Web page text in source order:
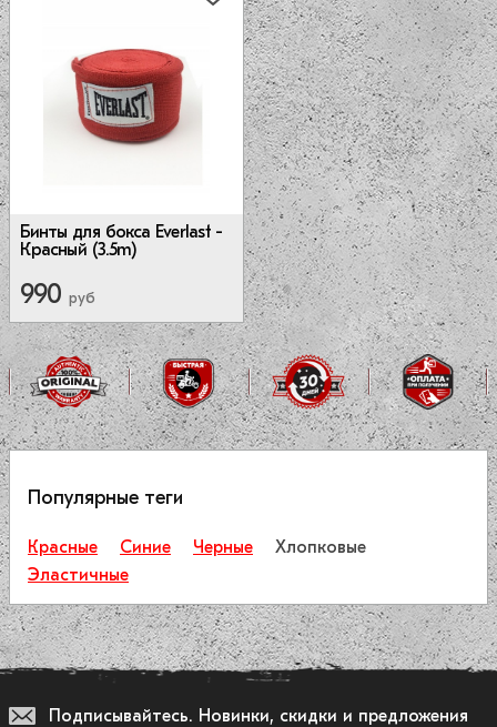
Бинты для бокса Everlast -
Красный (3.5m)
990 руб
Популярные теги
Красные Синие Черные
Хлопковые
Эластичные
Подписывайтесь. Новинки, скидки и предложения